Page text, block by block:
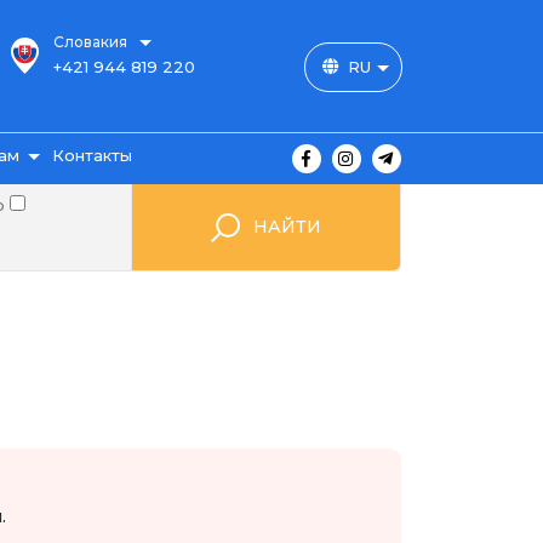
Словакия
+421 944 819 220 RU
Контакты
НАЙТИ